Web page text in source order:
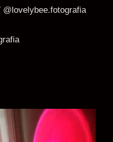
@lovelybee.fotografia